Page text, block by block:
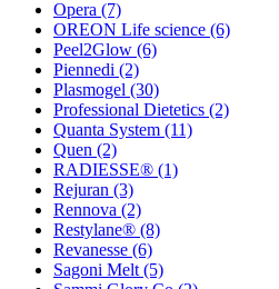
Opera (7)
OREON Life science (6)
Peel2Glow (6)
Piennedi (2)
Plasmogel (30)
Professional Dietetics (2)
Quanta System (11)
Quen (2)
RADIESSE® (1)
Rejuran (3)
Rennova (2)
Restylane® (8)
Revanesse (6)
Sagoni Melt (5)